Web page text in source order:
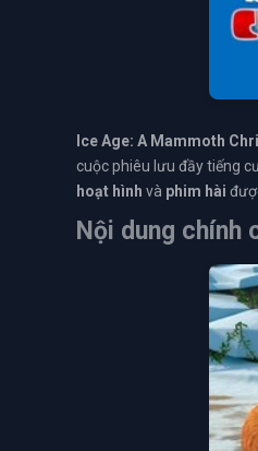
Ice Age: A Mammoth
cuộc phiêu lưu đầy tiếng
hoạt hình và phim hài
Nội dung chính